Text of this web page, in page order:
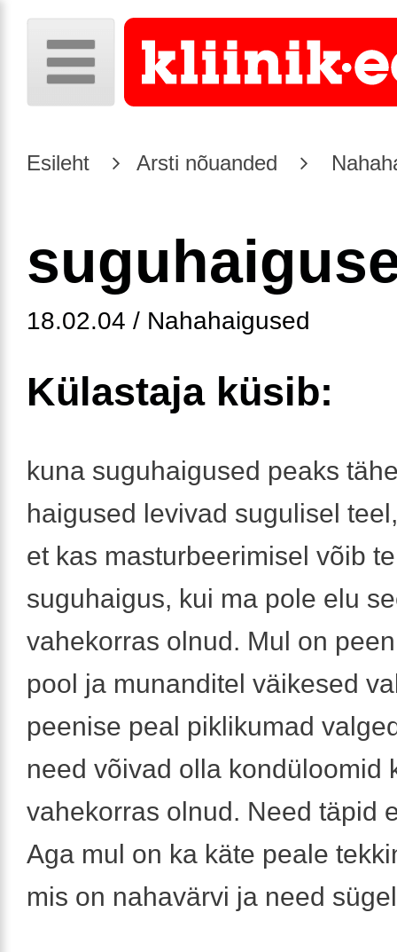
Esileht Arsti nõuanded
18.02.04 / Nahahaigused
Külastaja küsib:
kuna suguhaigused peaks
haigused levivad sugulisel
et kas masturbeerimisel võib
suguhaigus, kui ma pole elu
vahekorras olnud. Mul on
pool ja munanditel väikesed
peenise peal piklikumad
need võivad olla kondüloomid
vahekorras olnud. Need täpid
Aga mul on ka käte peale
mis on nahavärvi ja need